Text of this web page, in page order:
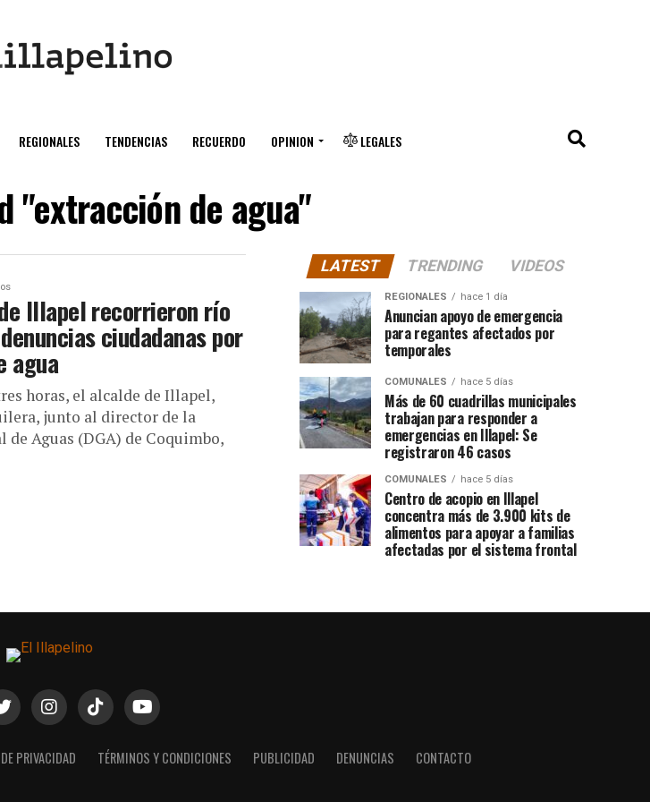
REGIONALES TENDENCIAS RECUERDO OPINION LEGALES
"extracción de agua"
Illapel recorrieron río
ciudadanas por
agua
horas, el alcalde de Illapel,
junto al director de la
de Aguas (DGA) de Coquimbo,
LATEST TRENDING VIDEOS
REGIONALES hace 1 día
Anuncian apoyo de emergencia
para regantes afectados por
temporales
COMUNALES hace 5 días
Más de 60 cuadrillas municipales
trabajan para responder a
emergencias en Illapel: Se
registraron 46 casos
COMUNALES hace 5 días
Centro de acopio en Illapel
concentra más de 3.900 kits de
alimentos para apoyar a familias
afectadas por el sistema frontal
PRIVACIDAD TÉRMINOS Y CONDICIONES PUBLICIDAD DENUNCIAS CONTACTO